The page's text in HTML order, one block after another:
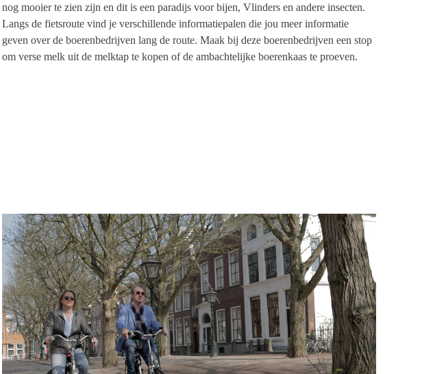
nog mooier te zien zijn en dit is een paradijs voor bijen, Vlinders en andere insecten.
Langs de fietsroute vind je verschillende informatiepalen die jou meer informatie
geven over de boerenbedrijven lang de route. Maak bij deze boerenbedrijven een stop
om verse melk uit de melktap te kopen ofde ambachtelijke boerenkaas te proeven.